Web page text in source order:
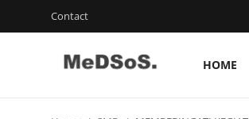
Contact
HOME